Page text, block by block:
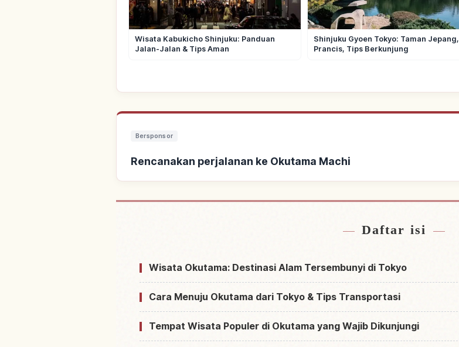
Wisata Kabukicho Shinjuku: Panduan
Jalan-Jalan & Tips Aman
Shinjuku Gyoen Tokyo: Taman Jepang,
Prancis, Tips Berkunjung
Bersponsor
Rencanakan perjalanan ke Okutama Machi
Daftar isi
Wisata Okutama: Destinasi Alam Tersembunyi di Tokyo
Cara Menuju Okutama dari Tokyo & Tips Transportasi
Tempat Wisata Populer di Okutama yang Wajib Dikunjungi